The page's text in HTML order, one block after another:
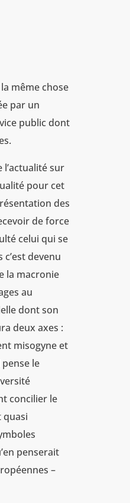
même chose
par un
public dont
sur
pour cet
des
de force
celui qui se
devenu
la macronie
au
dont son
deux axes :
misogyne et
le
concilier le
quasi
penserait
–